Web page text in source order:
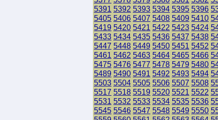
5391 5392 5393 5394 5395 5396
5405 5406 5407 5408 5409 5410
5419 5420 5421 5422 5423 5424
5433 5434 5435 5436 5437 5438
5447 5448 5449 5450 5451 5452
5461 5462 5463 5464 5465 5466
5475 5476 5477 5478 5479 5480
5489 5490 5491 5492 5493 5494
5503 5504 5505 5506 5507 5508
5517 5518 5519 5520 5521 5522
5531 5532 5533 5534 5535 5536
5545 5546 5547 5548 5549 5550